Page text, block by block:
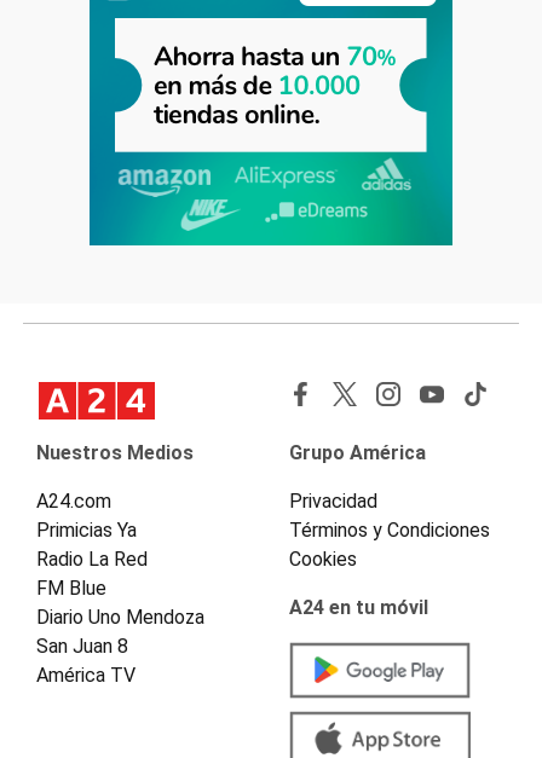
Nuestros Medios
A24.com
Primicias Ya
Radio La Red
FM Blue
Diario Uno Mendoza
San Juan 8
América TV
Grupo América
Privacidad
Términos y Condiciones
Cookies
A24 en tu móvil